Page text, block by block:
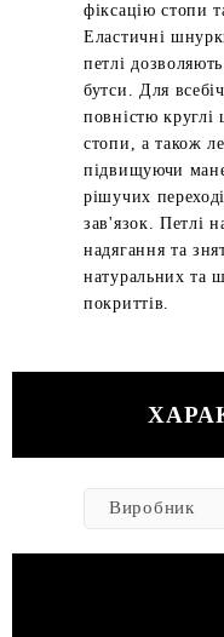
фіксацію стопи
Еластичні
петлі
бутси. Для
повністю
стопи, а також
підвищуючи
рішучих
зав'язок. Петлі
надягання та
натуральних та
покриттів.
Виробник